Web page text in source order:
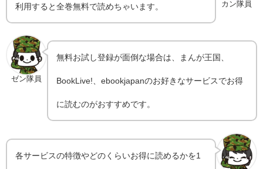
カン隊員
利用すると全巻無料で読めちゃいます。
ゼン隊員
無料お試し登録が面倒な場合は、まんが王国、
BookLive!、ebookjapanのお好きなサービスでお得
に読むのがおすすめです。
各サービスの特徴やどのくらいお得に読めるかを1